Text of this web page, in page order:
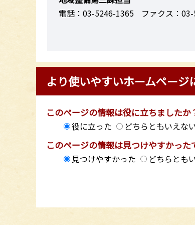
電話：03-5246-1365
ファクス：
より使いやすいホームページ
このページの情報は役に立ちましたか
役に立った どちらともいえな
このページの情報は見つけやすかった
見つけやすかった どちらとも